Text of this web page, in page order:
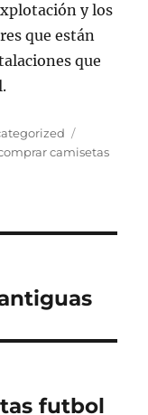
y los
que están
que
camisetas
futbol